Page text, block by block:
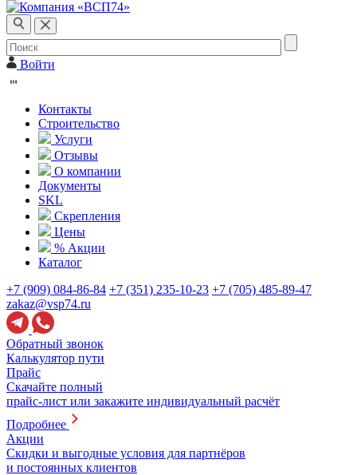
Войти
Контакты
Строительство
Услуги
Отзывы
О компании
Документы
SKL
Скрепления
Цены
% Акции
Каталог
+7 (909) 084-86-84 +7 (351) 235-10-23 +7 (705) 485-89-47
zakaz@vsp74.ru
Обратный звонок
Калькулятор пути
Прайс
Скачайте полный
прайс-лист или закажите индивидуальный расчёт
Подробнее
Акции
Скидки и выгодные условия для партнёров
и постоянных клиентов